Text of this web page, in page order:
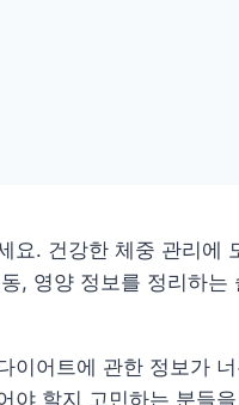
요. 건강한 체중 관리에
, 영양 정보를 정리하는
이어트에 관한 정보가
야 할지 고민하는 분들